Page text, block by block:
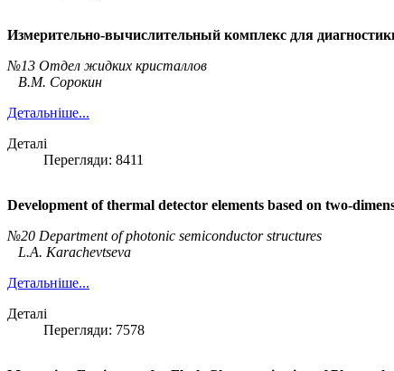
Измерительно-вычислительный комплекс для
№13 Отдел жидких кристаллов
В.М. Сорокин
Детальніше...
Деталі
Перегляди: 8411
Development of thermal detector elements based on two-
№20 Department of photonic semiconductor structures
L.A. Karachevtseva
Детальніше...
Деталі
Перегляди: 7578